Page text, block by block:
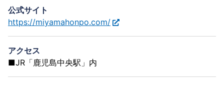
公式サイト
https://miyamahonpo.com/
アクセス
■JR「鹿児島中央駅」内